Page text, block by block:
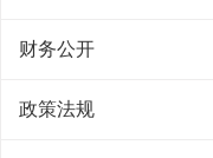
财务公开
政策法规